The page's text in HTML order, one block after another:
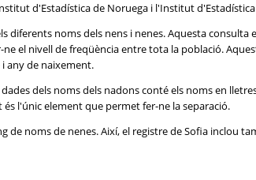
d'Estadística de Noruega i l'Institut d'Estadística
diferents noms dels nens i nenes. Aquesta
el nivell de freqüència entre tota la població.
any de naixement.
dels noms dels nadons conté els noms en
l'únic element que permet fer-ne la separació.
noms de nenes. Així, el registre de Sofia inclou